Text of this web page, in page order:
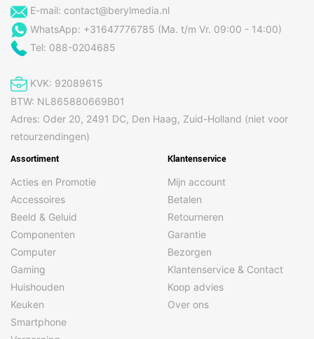
E-mail: contact@berylmedia.nl
WhatsApp: +31647776785 (Ma. t/m Vr. 09:00 - 14:00)
Tel: 088-0204685
KVK: 92089615
BTW: NL865880669B01
Adres: Oder 20, 2491 DC, Den Haag, Zuid-Holland (niet voor
retourzendingen)
Assortiment
Acties en Promotie
Accessoires
Beeld & Geluid
Componenten
Computer
Gaming
Huishouden
Keuken
Smartphone
Klantenservice
Mijn account
Betalen
Retourneren
Garantie
Bezorgen
Klantenservice & Contact
Koop advies
Over ons